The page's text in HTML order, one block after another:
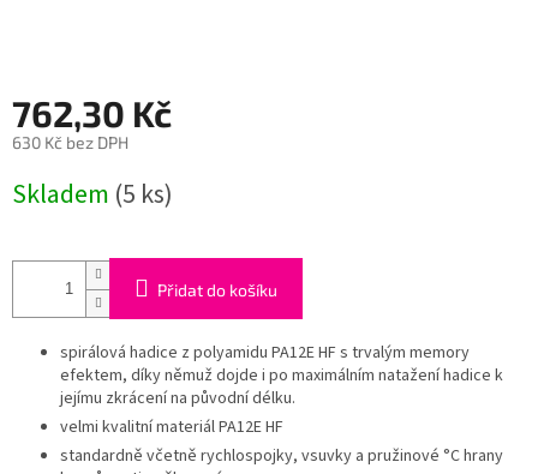
762,30 Kč
630 Kč bez DPH
cena:
Skladem (5 ks)
Přidat do košíku
spirálová hadice z polyamidu PA12E HF s trvalým memory
efektem, díky němuž dojde i po maximálním natažení hadice k
jejímu zkrácení na původní délku.
velmi kvalitní materiál PA12E HF
standardně včetně rychlospojky, vsuvky a pružinové °C hrany